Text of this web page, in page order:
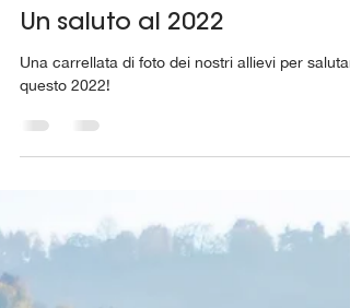
24 dic 2022
Tempo di lettura: 2 min
Un saluto al 2022
Una carrellata di foto dei nostri allievi per
questo 2022!